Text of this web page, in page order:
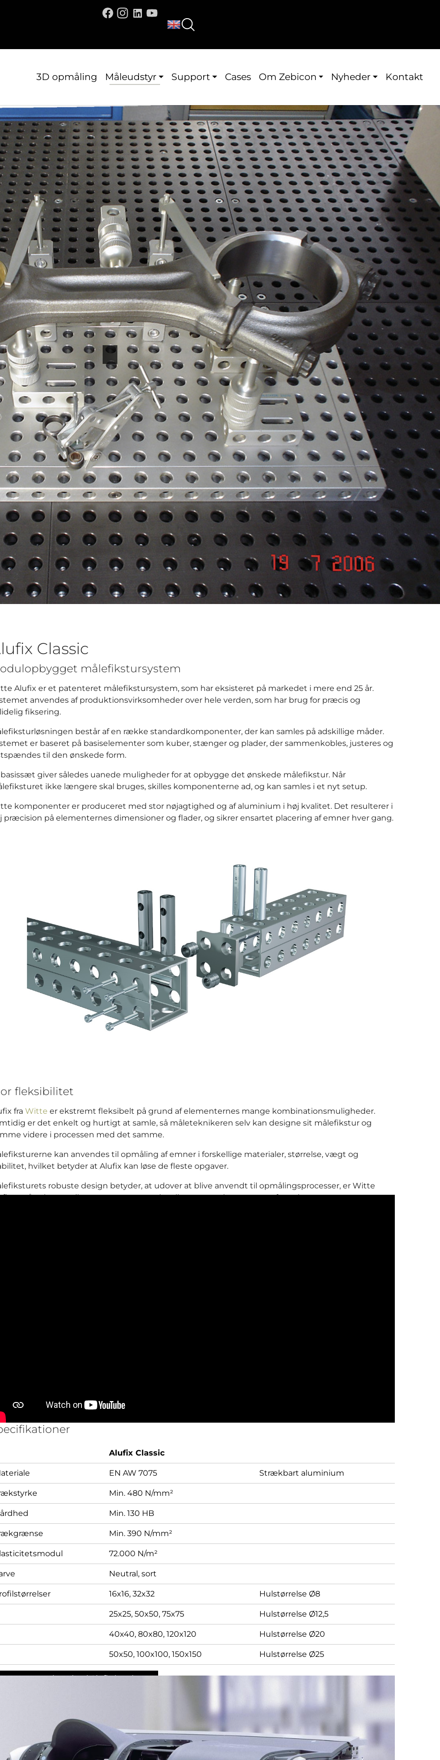
3D opmåling Måleudstyr Support Cases Om Zebicon Nyheder Kontakt
Classic
målefikstursystem
Alufix er et patenteret målefikstursystem, som har eksisteret på markedet i mere end 25 år.
anvendes af produktionsvirksomheder over hele verden, som har brug for præcis og
fiksering.
består af en række standardkomponenter, der kan samles på adskillige måder.
er baseret på basiselementer som kuber, stænger og plader, der sammenkobles, justeres og
til den ønskede form.
giver således uanede muligheder for at opbygge det ønskede målefikstur. Når
ikke længere skal bruges, skilles komponenterne ad, og kan samles i et nyt setup.
komponenter er produceret med stor nøjagtighed og af aluminium i høj kvalitet. Det resulterer i
præcision på elementernes dimensioner og flader, og sikrer ensartet placering af emner hver gang.
fleksibilitet
fra Witte er ekstremt fleksibelt på grund af elementernes mange kombinationsmuligheder.
er det enkelt og hurtigt at samle, så måleteknikeren selv kan designe sit målefikstur og
videre i processen med det samme.
kan anvendes til opmåling af emner i forskellige materialer, størrelse, vægt og
hvilket betyder at Alufix kan løse de fleste opgaver.
robuste design betyder, at udover at blive anvendt til opmålingsprocesser, er Witte
også velegnet til montage og opretning, lime- og svejseprocesser, fræsning og
Alufix Classic
EN AW 7075 Strækbart aluminium
Min. 480 N/mm²
Min. 130 HB
Min. 390 N/mm²
72.000 N/m²
Neutral, sort
16x16, 32x32 Hulstørrelse Ø8
25x25, 50x50, 75x75 Hulstørrelse Ø12,5
40x40, 80x80, 120x120 Hulstørrelse Ø20
50x50, 100x100, 150x150 Hulstørrelse Ø25
mere og download Alufix kataloget